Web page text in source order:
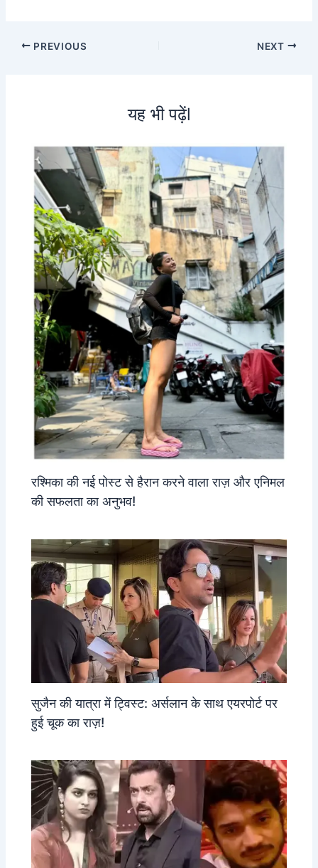
PREVIOUS NEXT
यह भी पढ़ेंl
रश्मिका की नई पोस्ट से हैरान करने वाला राज़ और एनिमल
की सफलता का अनुभव!
सुजैन की यात्रा में ट्विस्ट: अर्सलान के साथ एयरपोर्ट पर
हुई चूक का राज़!